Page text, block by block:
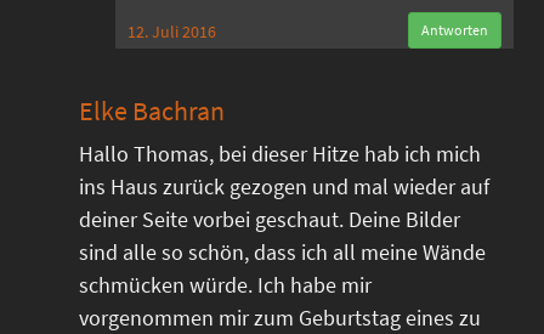
12. Juli 2016 Antworten
Elke Bachran
Hallo Thomas, bei dieser Hitze hab ich mich
ins Haus zurück gezogen und mal wieder auf
deiner Seite vorbei geschaut. Deine Bilder
sind alle so schön, dass ich all meine Wände
schmücken würde. Ich habe mir
vorgenommen mir zum Geburtstag eines zu